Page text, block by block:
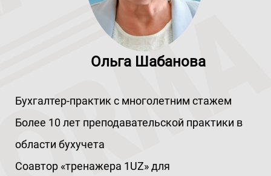
Ольга Шабанова
Бухгалтер-практик с многолетним стажем
Более 10 лет преподавательской практики в
области бухучета
Соавтор «тренажера 1UZ» для